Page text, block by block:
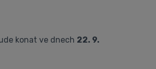
konat ve dnech 22. 9.